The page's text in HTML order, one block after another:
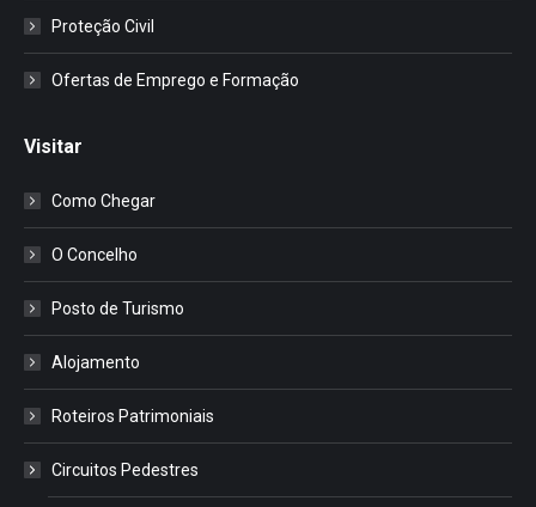
Proteção Civil
Ofertas de Emprego e Formação
Visitar
Como Chegar
O Concelho
Posto de Turismo
Alojamento
Roteiros Patrimoniais
Circuitos Pedestres